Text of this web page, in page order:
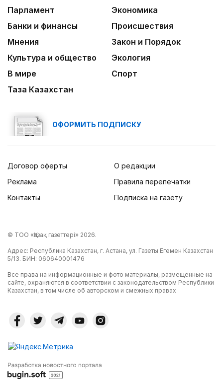
Парламент
Экономика
Банки и финансы
Происшествия
Мнения
Закон и Порядок
Культура и общество
Экология
В мире
Спорт
Таза Казахстан
ОФОРМИТЬ ПОДПИСКУ
Договор оферты
Реклама
Контакты
О редакции
Правила перепечатки
Подписка на газету
© ТОО «Қазақ газеттері» 2026.
Адрес: Республика Казахстан, г. Астана, ул. Газеты Егемен Казахстан
5/13. БИН: 060640001476
Все права на информационные и фото материалы, размещенные на
сайте, охраняются в соответствии с законодательством Республики
Казахстан, в том числе об авторском и смежных правах